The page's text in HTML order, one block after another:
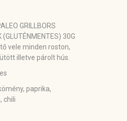
GRILLBORS
(GLUTÉNMENTES) 30G
vele minden roston,
illetve párolt hús.
paprika,
chili